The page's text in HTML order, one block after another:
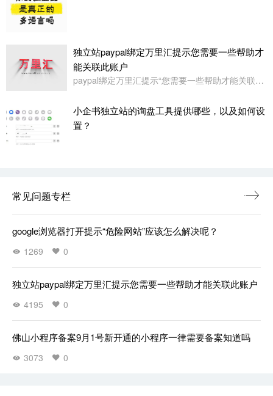
独立站paypal绑定万里汇提示您需要一些帮助才
能关联此账户
paypal绑定万里汇提示“您需要一些帮助才能关联此账户。请联系我们寻求帮助,或者您也可以绑定其它账户”
小企书独立站的询盘工具提供哪些，以及如何设
置？
常见问题专栏
google浏览器打开提示“危险网站”应该怎么解决呢？
1269 0
独立站paypal绑定万里汇提示您需要一些帮助才能关联此账户
4195 0
佛山小程序备案9月1号新开通的小程序一律需要备案知道吗
3073 0